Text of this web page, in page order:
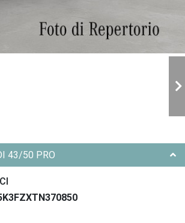
43/50 PRO